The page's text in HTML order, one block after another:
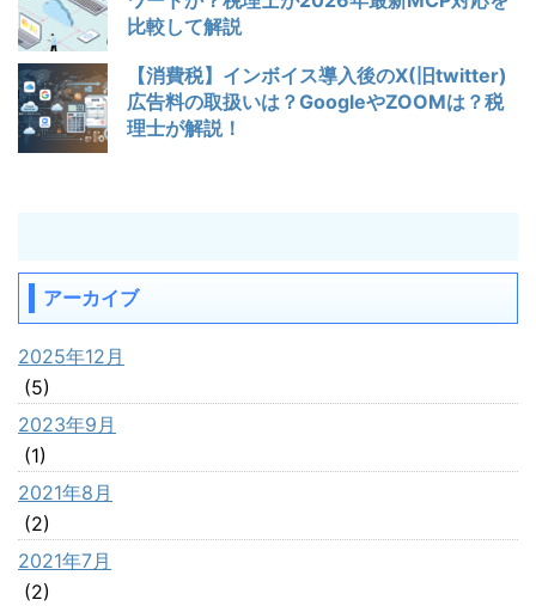
比較して解説
【消費税】インボイス導入後のX(旧twitter)
広告料の取扱いは？GoogleやZOOMは？税
理士が解説！
アーカイブ
2025年12月
(5)
2023年9月
(1)
2021年8月
(2)
2021年7月
(2)